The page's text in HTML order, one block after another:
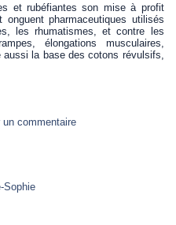
et rubéfiantes son mise à profit
pharmaceutiques utilisés
les rhumatismes, et contre les
élongations musculaires,
la base des cotons révulsifs,
un commentaire
Sophie